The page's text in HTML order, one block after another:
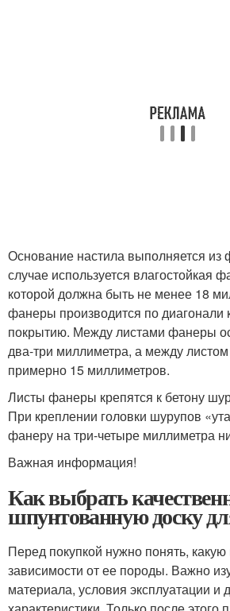
Основание настила выполняется
случае используется влагостойкая
которой должна быть не менее 18
фанеры производится по диагонали
покрытию. Между листами фанеры
два-три миллиметра, а между
примерно 15 миллиметров.
Листы фанеры крепятся к бетону
При креплении головки шурупов
фанеру на три-четыре миллиметра
Важная информация!
Как выбрать
шпунтованную доску
Перед покупкой нужно понять,
зависимости от ее породы. Важно
материала, условия эксплуатации и